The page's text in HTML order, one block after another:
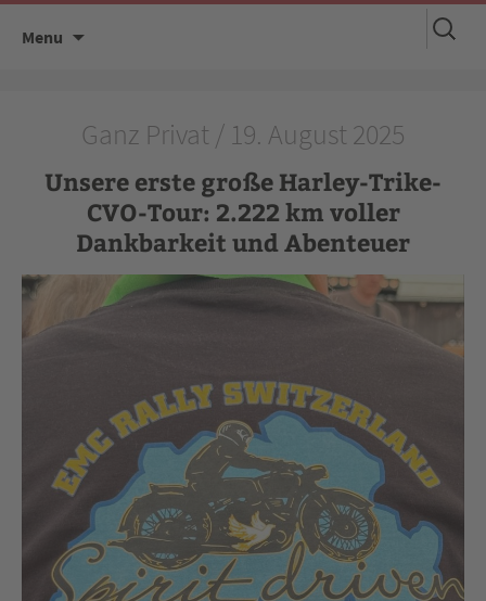
Menu
Suchen
nach:
Ganz Privat / 19. August 2025
Unsere erste große Harley-Trike-
CVO-Tour: 2.222 km voller
Dankbarkeit und Abenteuer